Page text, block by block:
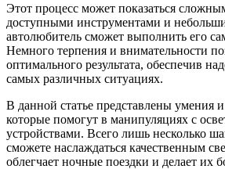
Этот процесс может показаться
доступными инструментами и
автолюбитель сможет выполнить его
Немного терпения и внимательности
оптимального результата, обеспечив
самых различных ситуациях.
В данной статье представлены умения
которые помогут в манипуляциях с
устройствами. Всего лишь несколько
сможете наслаждаться качественным
облегчает ночные поездки и делает их